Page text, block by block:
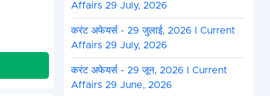
Affairs 29 July, 2026
करंट अफेयर्स - 29 जुलाई, 2026 I Current
Affairs 29 July, 2026
करंट अफेयर्स - 29 जून, 2026 I Current
Affairs 29 June, 2026